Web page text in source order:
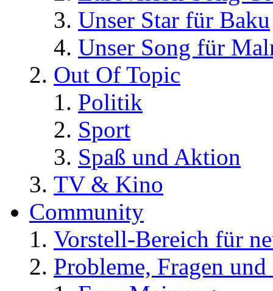
Unser Star für Baku
Unser Song für
Out Of Topic
Politik
Sport
Spaß und Aktion
TV & Kino
Community
Vorstell-Bereich für
Probleme, Fragen